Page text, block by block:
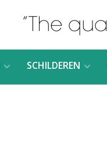
SCHILDEREN